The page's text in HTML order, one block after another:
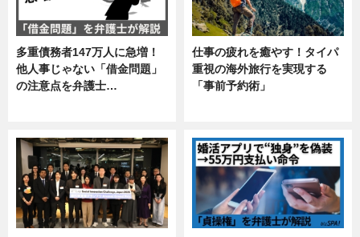
多重債務者147万人に急増！
他人事じゃない「借金問題」
の注意点を弁護士…
仕事の疲れを癒やす！タイパ
重視の海外旅行を実現する
「事前予約術」